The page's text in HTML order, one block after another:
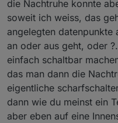
Schaltung
jetzt den
Fenster
dann z.B.
Hoffe hab
Grüße
Du würdest
der gesetzt
bei der
eigentliche
Du falls du
die Nachtruhe konnte
soweit ich weiss, das
angelegten datenpunkte
an oder aus geht, oder
einfach schaltbar
das man dann die
eigentliche
dann wie du meinst ein
aber eben auf eine